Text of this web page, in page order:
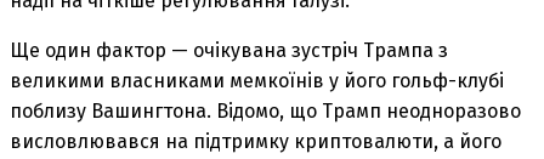
Ще один фактор — очікувана зустріч Трампа з
великими власниками мемкоїнів у його гольф-клубі
поблизу Вашингтона. Відомо, що Трамп неодноразово
висловлювався на підтримку криптовалюти, а його